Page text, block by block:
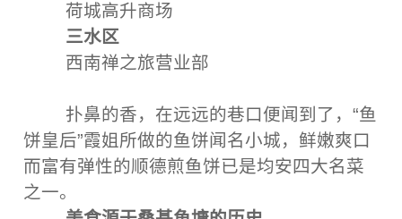
荷城高升商场
三水区
西南禅之旅营业部
扑鼻的香，在远远的巷口便闻到了，“鱼
饼皇后”霞姐所做的鱼饼闻名小城，鲜嫩爽口
而富有弹性的顺德煎鱼饼已是均安四大名菜
之一。